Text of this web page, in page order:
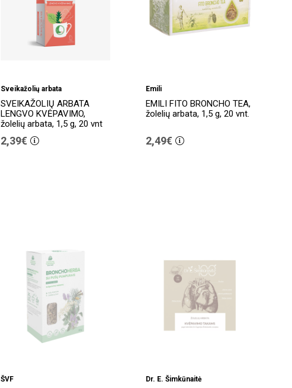
Sveikažolių arbata
SVEIKAŽOLIŲ ARBATA
LENGVO KVĖPAVIMO,
žolelių arbata, 1,5 g, 20 vnt
2,39€
Emili
EMILI FITO BRONCHO TEA,
žolelių arbata, 1,5 g, 20 vnt.
2,49€
ŠVF Dr. E. Šimkūnaitė